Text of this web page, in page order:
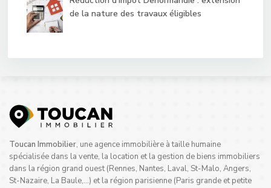
de la nature des travaux éligibles
Toucan Immobilier, une agence immobilière à taille humaine
spécialisée dans la vente, la location et la gestion de biens immobiliers
dans la région grand ouest (Rennes, Nantes, Laval, St-Malo, Angers,
St-Nazaire, La Baule,…) et la région parisienne (Paris grande et petite